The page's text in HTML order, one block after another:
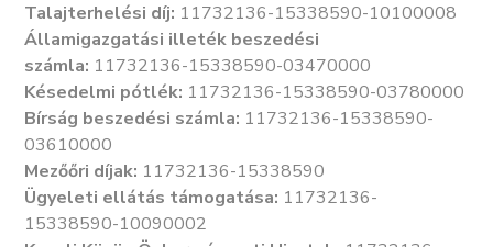
Talajterhelési díj: 11732136-15338590-10100008
Államigazgatási illeték beszedési
számla: 11732136-15338590-03470000
Késedelmi pótlék: 11732136-15338590-03780000
Bírság beszedési számla: 11732136-15338590-
03610000
Mezőőri díjak: 11732136-15338590
Ügyeleti ellátás támogatása: 11732136-
15338590-10090002